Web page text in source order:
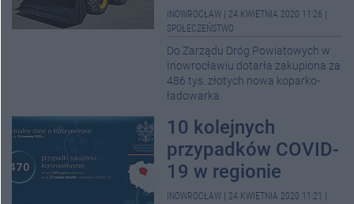
INOWROCŁAW 24 KWIETNIA 2020 11:26
SPOŁECZEŃSTWO
Do Zarządu Dróg Powiatowych w
Inowrocławiu dotarła zakupiona za
486 tys. złotych nowa koparko-
ładowarka.
10 kolejnych
przypadków COVID-
19 w regionie
INOWROCŁAW 24 KWIETNIA 2020 11:21